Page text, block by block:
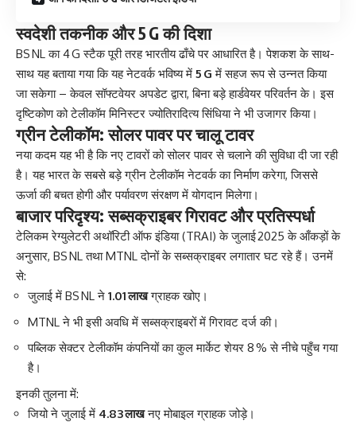
स्वदेशी तकनीक और 5 G की दिशा
BS NL का 4 G स्टैक पूरी तरह भारतीय ढाँचे पर आधारित है। पेशकश के साथ-
साथ यह बताया गया कि यह नेटवर्क भविष्य में 5 G में सहज रूप से उन्नत किया
जा सकेगा – केवल सॉफ्टवेयर अपडेट द्वारा, बिना बड़े हार्डवेयर परिवर्तन के। इस
दृष्टिकोण को टेलीकॉम मिनिस्टर ज्योतिरादित्य सिंधिया ने भी उजागर किया।
ग्रीन टेलीकॉम: सोलर पावर पर चालू टावर
नया कदम यह भी है कि नए टावरों को सोलर पावर से चलाने की सुविधा दी जा रही
है। यह भारत के सबसे बड़े ग्रीन टेलीकॉम नेटवर्क का निर्माण करेगा, जिससे
ऊर्जा की बचत होगी और पर्यावरण संरक्षण में योगदान मिलेगा।
बाजार परिदृश्य: सब्सक्राइबर गिरावट और प्रतिस्पर्धा
टेलिकम रेग्युलेटरी अथॉरिटी ऑफ इंडिया (TRAI) के जुलाई 2025 के आँकड़ों के
अनुसार, BS NL तथा MTNL दोनों के सब्सक्राइबर लगातार घट रहे हैं। उनमें
से:
जुलाई में BS NL ने 1.01 लाखग्राहक खोए।
MTNL ने भी इसी अवधि में सब्सक्राइबरों में गिरावट दर्ज की।
पब्लिक सेक्टर टेलीकॉम कंपनियों का कुल मार्केट शेयर 8 % से नीचे पहुँच गया
है।
इनकी तुलना में:
जियो ने जुलाई में 4.83 लाखनए मोबाइल ग्राहक जोड़े।